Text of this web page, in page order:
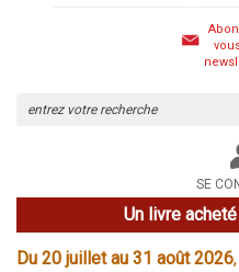
SE
Un livre
Du 20 juillet au 31 août 2026